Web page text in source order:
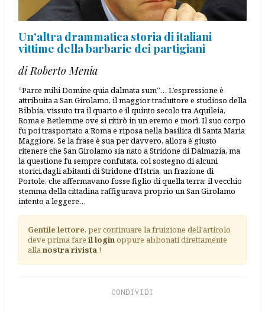
Un'altra drammatica storia di italiani
vittime della barbarie dei partigiani
di Roberto Menia
“Parce mihi Domine quia dalmata sum”… L’espressione è
attribuita a San Girolamo, il maggior traduttore e studioso della
Bibbia, vissuto tra il quarto e il quinto secolo tra Aquileia,
Roma e Betlemme ove si ritirò in un eremo e morì. Il suo corpo
fu poi trasportato a Roma e riposa nella basilica di Santa Maria
Maggiore. Se la frase è sua per davvero, allora è giusto
ritenere che San Girolamo sia nato a Stridone di Dalmazia, ma
la questione fu sempre confutata, col sostegno di alcuni
storici,dagli abitanti di Stridone d’Istria, un frazione di
Portole, che affermavano fosse figlio di quella terra: il vecchio
stemma della cittadina raffigurava proprio un San Girolamo
intento a leggere…
Gentile lettore, per continuare la fruizione dell'articolo
deve prima fare il loginoppure abbonati direttamente
allanostra rivista !
CONDIVIDI